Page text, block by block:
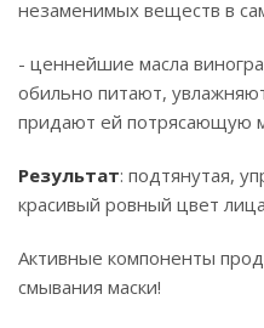
незаменимых веществ в
- ценнейшие масла
обильно питают,
придают ей потрясающую
Результат: подтянутая,
красивый ровный цвет
Активные компоненты
смывания маски!